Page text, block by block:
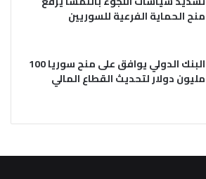
منح الحماية الفرعية للسوريين
البنك الدولي يوافق على منح سوريا 100
مليون دولار لتحديث القطاع المالي